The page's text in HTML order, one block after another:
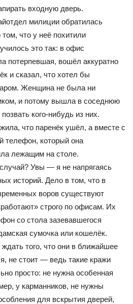
входную дверь.
милиции обратилась
что у неё похитили
это так: в офис
потерпевшая, вошёл аккуратно
и сказал, что хотел бы
Женщина не была ни
и потому вышла в соседнюю
кого-нибудь из них.
что паренёк ушёл, а вместе с
телефон, который она
лежащим на столе.
Увы — я не напрягаясь
историй. Дело в том, что в
воров существуют
строго по офисам. Их
со стола зазевавшегося
сумочка или кошелёк.
того, что они в ближайшее
не стоит — ведь такие кражи
просто: не нужна особенная
у карманников, не нужны
для вскрытия дверей,